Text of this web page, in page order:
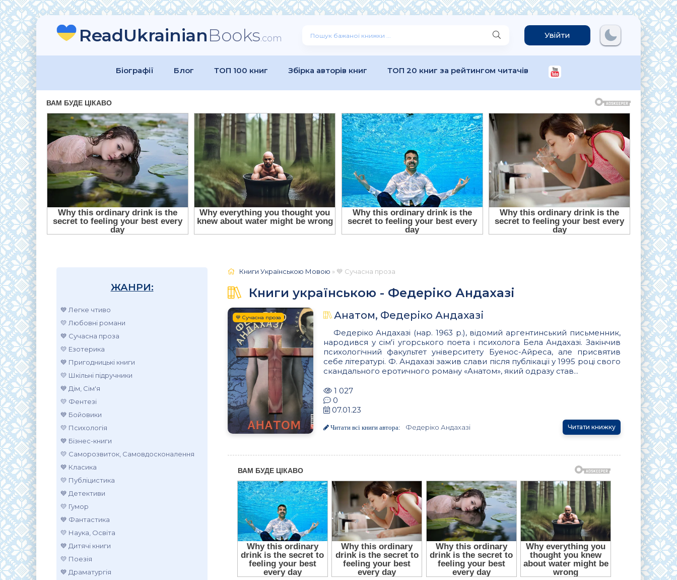
ReadUkrainianBooks.com Увійти
Біографії Блог ТОП 100 книг Збірка авторів книг ТОП 20 книг за рейтингом читачів
ЖАНРИ:
💙 Легке чтиво
💛 Любовні романи
💙 Сучасна проза
💛 Езотерика
💙 Пригодницькі книги
💛 Шкільні підручники
💙 Дім, Сім'я
💛 Фентезі
💙 Бойовики
💛 Психологія
💙 Бізнес-книги
💛 Саморозвиток, Самовдосконалення
💙 Класика
💛 Публіцистика
💙 Детективи
💛 Гумор
💙 Фантастика
💛 Наука, Освіта
💙 Дитячі книги
💛 Поезія
💙 Драматургія
Книги Українською Мовою » 💙 Сучасна проза
Книги українською - Федеріко Андахазі
💙 Сучасна проза Анатом, Федеріко Андахазі
Федеріко Андахазі (нар. 1963 р.), відомий аргентинський письменник,
народився у сім'ї угорського поета і психолога Бела Андахазі. Закінчив
психологічний факультет університету Буенос-Айреса, але присвятив
себе літературі. Ф. Андахазі зажив слави після публікації у 1995 році свого
скандального еротичного роману «Анатом», який одразу став...
1 027
0
07.01.23
Читати всі книги автора: Федеріко Андахазі Читати книжку